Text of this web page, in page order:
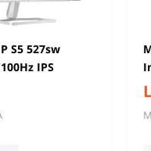
S5 527sw
IPS